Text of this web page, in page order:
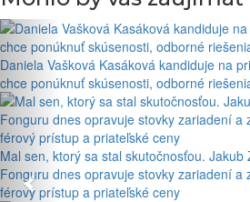
Daniela Vašková Kasáková kandiduje na
chce ponúknuť skúsenosti, odborné
Mal sen, ktorý sa stal skutočnosťou.
Fonguru dnes opravuje stovky zariadení a
férový prístup a priateľské ceny